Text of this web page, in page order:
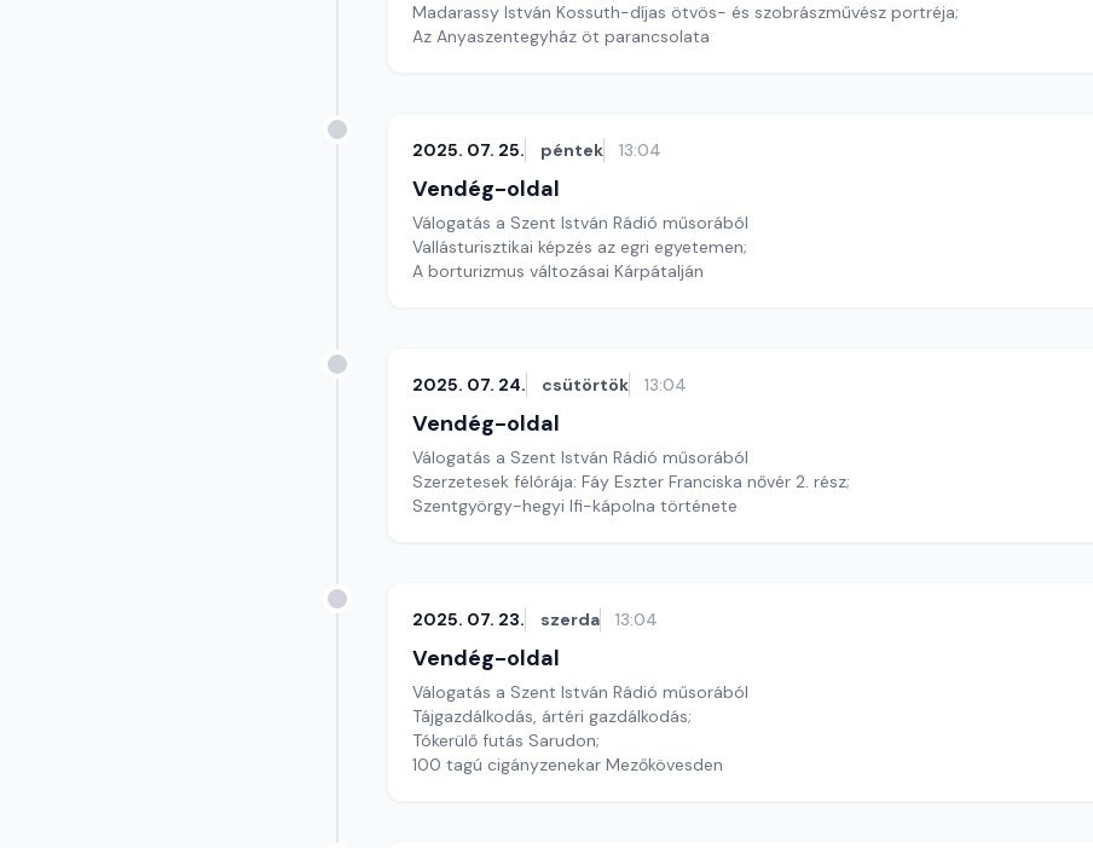
Madarassy István Kossuth-díjas ötvös- és szobrászművész portréja;
Az Anyaszentegyház öt parancsolata
2025. 07. 25. péntek 13:04
Vendég-oldal
Válogatás a Szent István Rádió műsorából
Vallásturisztikai képzés az egri egyetemen;
A borturizmus változásai Kárpátalján
2025. 07. 24. csütörtök 13:04
Vendég-oldal
Válogatás a Szent István Rádió műsorából
Szerzetesek félórája: Fáy Eszter Franciska nővér 2. rész;
Szentgyörgy-hegyi Ifi-kápolna története
2025. 07. 23. szerda 13:04
Vendég-oldal
Válogatás a Szent István Rádió műsorából
Tájgazdálkodás, ártéri gazdálkodás;
Tókerülő futás Sarudon;
100 tagú cigányzenekar Mezőkövesden